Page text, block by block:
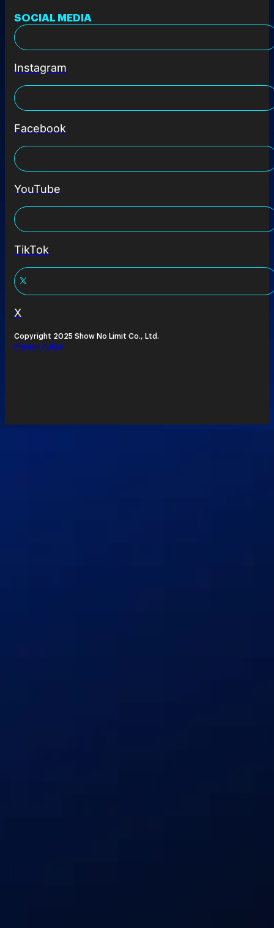
SOCIAL MEDIA
Instagram
Facebook
YouTube
TikTok
X
Copyright 2025 Show No Limit Co., Ltd.
Privacy Policy